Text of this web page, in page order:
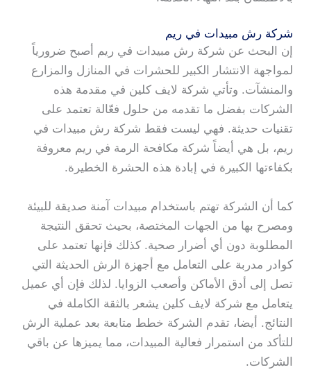
شركة رش مبيدات في ريم
إن البحث عن شركة رش مبيدات في ريم أصبح ضرورياً
لمواجهة الانتشار الكبير للحشرات في المنازل والمزارع
والمنشآت. وتأتي شركة لايف كلين في مقدمة هذه
الشركات بفضل ما تقدمه من حلول فعّالة تعتمد على
تقنيات حديثة. فهي ليست فقط شركة رش مبيدات في
ريم، بل هي أيضاً شركة مكافحة الرمة في ريم معروفة
بكفاءتها الكبيرة في إبادة هذه الحشرة الخطيرة.
كما أن الشركة تهتم باستخدام مبيدات آمنة صديقة للبيئة
ومصرح بها من الجهات المختصة، بحيث تحقق النتيجة
المطلوبة دون أي أضرار صحية. كذلك فإنها تعتمد على
كوادر مدربة على التعامل مع أجهزة الرش الحديثة التي
تصل إلى أدق الأماكن وأصعب الزوايا. لذلك فإن أي عميل
يتعامل مع شركة لايف كلين يشعر بالثقة الكاملة في
النتائج. أيضا، تقدم الشركة خطط متابعة بعد عملية الرش
للتأكد من استمرار فعالية المبيدات، مما يميزها عن باقي
الشركات.